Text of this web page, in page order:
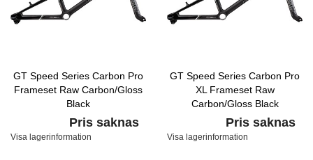
GT Speed Series Carbon Pro
Frameset Raw Carbon/Gloss
Black
Pris saknas
Visa lagerinformation
GT Speed Series Carbon Pro
XL Frameset Raw
Carbon/Gloss Black
Pris saknas
Visa lagerinformation